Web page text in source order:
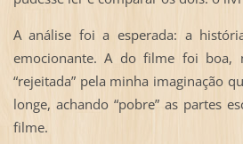
A análise foi a esperada: a
emocionante. A do filme foi boa,
“rejeitada” pela minha imaginação
longe, achando “pobre” as partes
filme.